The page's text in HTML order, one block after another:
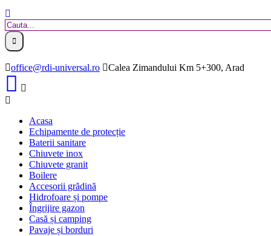
office@rdi-universal.ro Calea Zimandului Km 5+300, Arad
Acasa
Echipamente de protecție
Baterii sanitare
Chiuvete inox
Chiuvete granit
Boilere
Accesorii grădină
Hidrofoare și pompe
Îngrijire gazon
Casă și camping
Pavaje și borduri